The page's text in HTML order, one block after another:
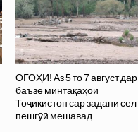
ОГОҲӢ! Аз 5 то 7 август дар
баъзе минтақаҳои
Тоҷикистон сар задани сел
пешгӯӣ мешавад